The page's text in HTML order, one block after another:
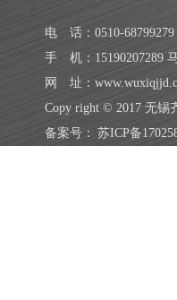
电 话：0510-68799279
手 机：15190207289
网 址：
Copy right © 2017 无锡
备案号： 苏ICP备